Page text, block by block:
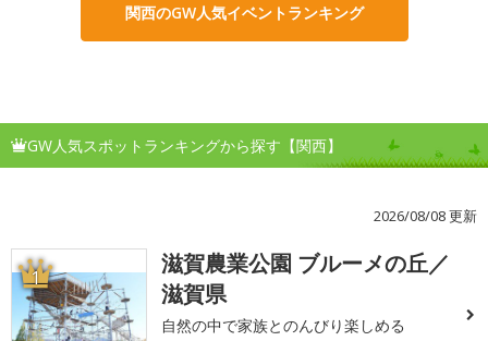
関西のGW人気イベントランキング
GW人気スポットランキングから探す【関西】
2026/08/08 更新
1
滋賀農業公園 ブルーメの丘／
滋賀県
自然の中で家族とのんびり楽しめる